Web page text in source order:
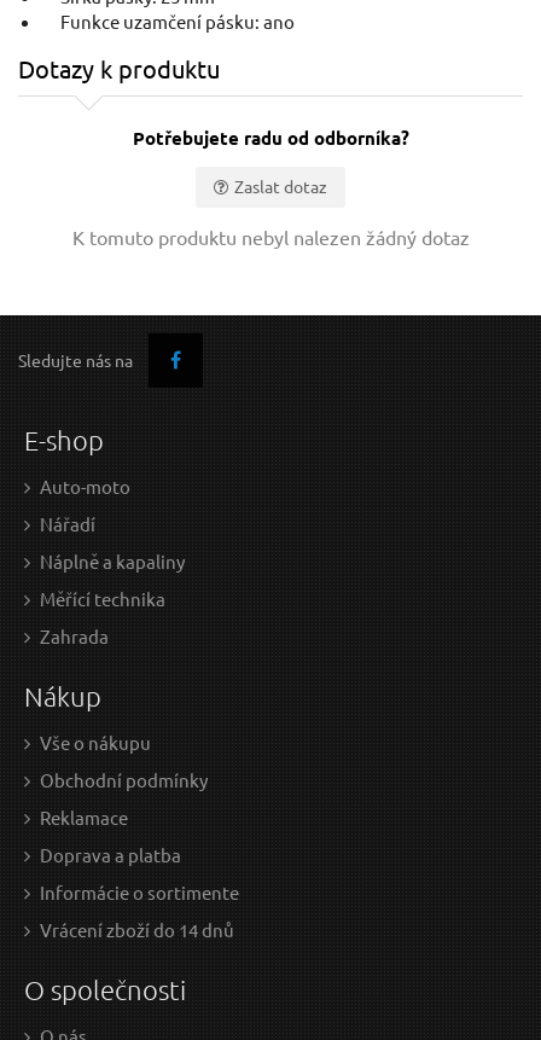
Metr svinovací, 10 m, š. pásku 25mm
7,45 EUR / Ks
6.06 EUR bez DPH
5 EUR / Ks
na centrále
Funkce uzamčení pásku: ano
Dotazy k produktu
Potřebujete radu od odborníka?
Zaslat dotaz
Odeslat dotaz
K tomuto produktu nebyl nalezen žádný dotaz
Sledujte nás na
E-shop
Auto-moto
Nářadí
Náplně a kapaliny
Měřící technika
Zahrada
Nákup
Vše o nákupu
Obchodní podmínky
Reklamace
Doprava a platba
Informácie o sortimente
Vrácení zboží do 14 dnů
O společnosti